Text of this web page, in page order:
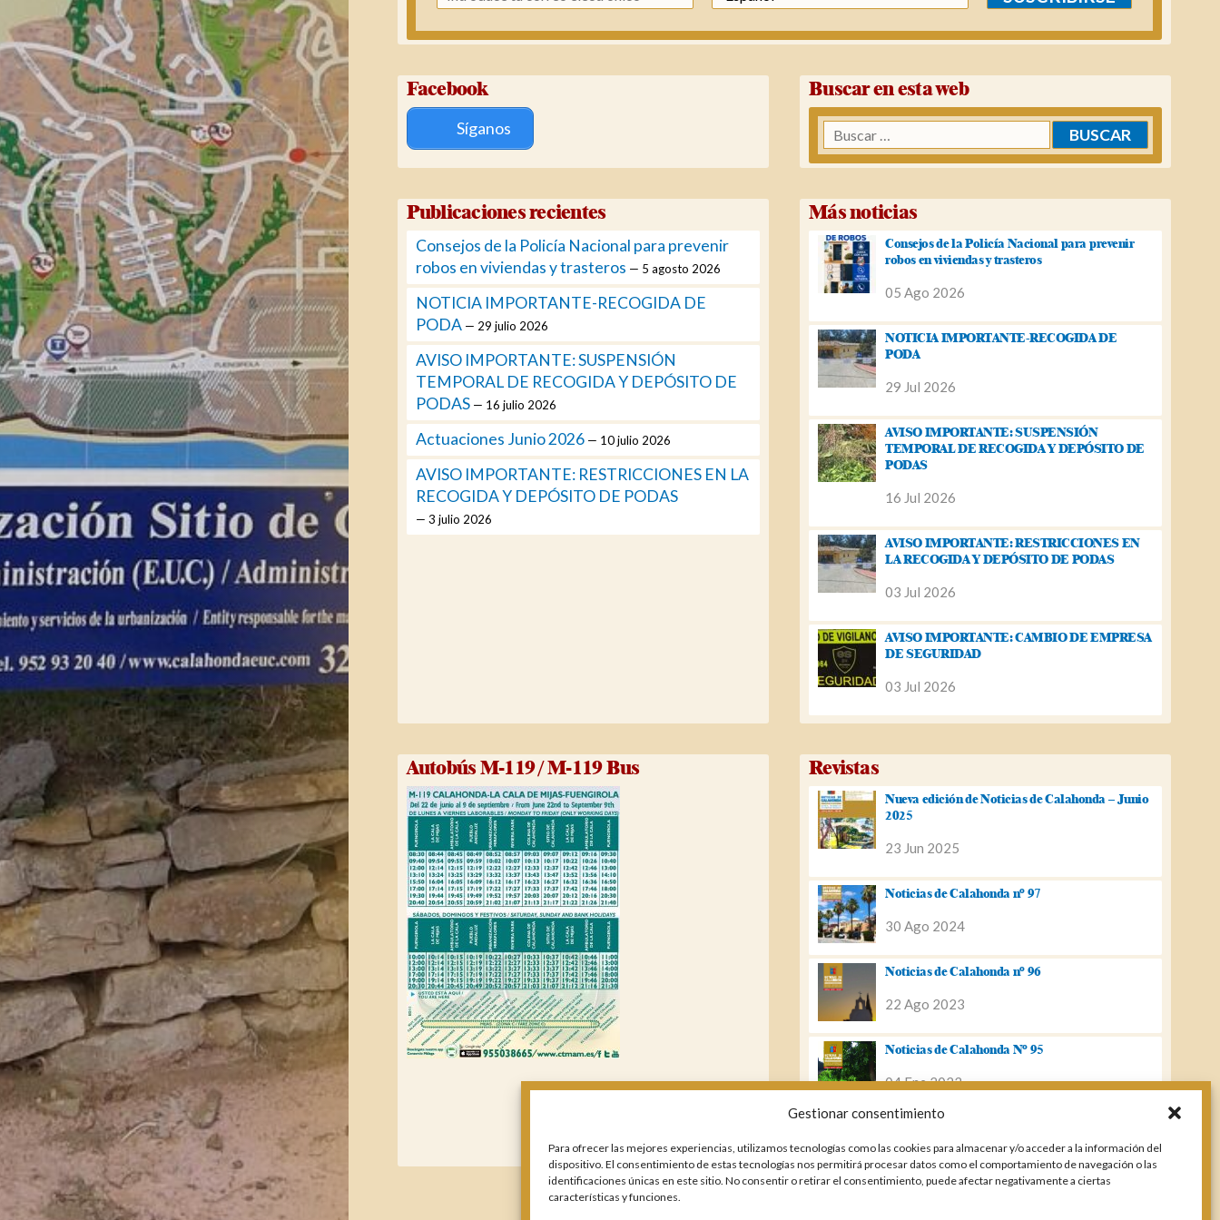
Gestionar consentimiento
Para ofrecer las mejores experiencias, utilizamos tecnologías como las cookies para almacenar y/o acceder a la información del
dispositivo. El consentimiento de estas tecnologías nos permitirá procesar datos como el comportamiento de navegación o las
identificaciones únicas en este sitio. No consentir o retirar el consentimiento, puede afectar negativamente a ciertas
características y funciones.
Facebook
Síganos
Buscar en esta web
Buscar:
Publicaciones recientes
Consejos de la Policía Nacional para prevenir
robos en viviendas y trasteros
5 agosto 2026
NOTICIA IMPORTANTE-RECOGIDA DE
PODA
29 julio 2026
AVISO IMPORTANTE: SUSPENSIÓN
TEMPORAL DE RECOGIDA Y DEPÓSITO DE
PODAS
16 julio 2026
Actuaciones Junio 2026 10 julio 2026
AVISO IMPORTANTE: RESTRICCIONES EN LA
RECOGIDA Y DEPÓSITO DE PODAS
3 julio 2026
Más noticias
Consejos de la Policía Nacional para prevenir
robos en viviendas y trasteros
05 Ago 2026
NOTICIA IMPORTANTE-RECOGIDA DE
PODA
29 Jul 2026
AVISO IMPORTANTE: SUSPENSIÓN
TEMPORAL DE RECOGIDA Y DEPÓSITO DE
PODAS
16 Jul 2026
AVISO IMPORTANTE: RESTRICCIONES EN
LA RECOGIDA Y DEPÓSITO DE PODAS
03 Jul 2026
AVISO IMPORTANTE: CAMBIO DE EMPRESA
DE SEGURIDAD
03 Jul 2026
Autobús M-119 / M-119 Bus Revistas
Nueva edición de Noticias de Calahonda – Junio
2025
23 Jun 2025
Noticias de Calahonda nº 97
30 Ago 2024
Noticias de Calahonda nº 96
22 Ago 2023
Noticias de Calahonda Nº 95
04 Ene 2023
25 Feb 2022